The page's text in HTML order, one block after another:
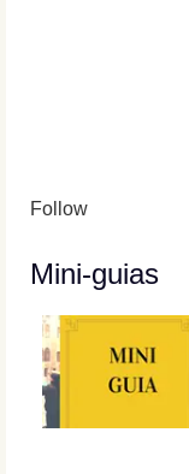
Follow
Mini-guias